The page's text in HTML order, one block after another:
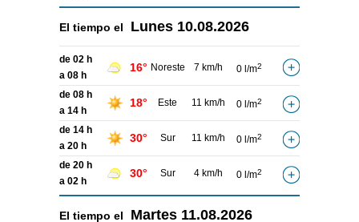
El tiempo el Lunes 10.08.2026
de 02 h
a 08 h
16° Noreste 7 km/h 0 l/m2
de 08 h
a 14 h
18° Este 11 km/h 0 l/m2
de 14 h
a 20 h
30° Sur 11 km/h 0 l/m2
de 20 h
a 02 h
30° Sur 4 km/h 0 l/m2
El tiempo el Martes 11.08.2026